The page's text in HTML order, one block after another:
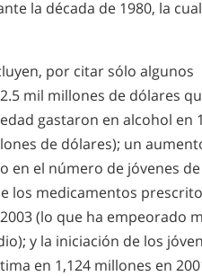
la década de 1980, la cual
por citar sólo algunos
mil millones de dólares
gastaron en alcohol en
de dólares); un
en el número de jóvenes de
los medicamentos
(lo que ha empeorado
y la iniciación de los
en 1,124 millones en